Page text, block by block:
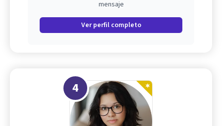
mensaje
Ver perfil completo
4